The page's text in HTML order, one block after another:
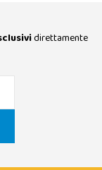
direttamente